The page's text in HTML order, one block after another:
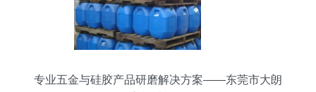
专业五金与硅胶产品研磨解决方案——东莞市大朗